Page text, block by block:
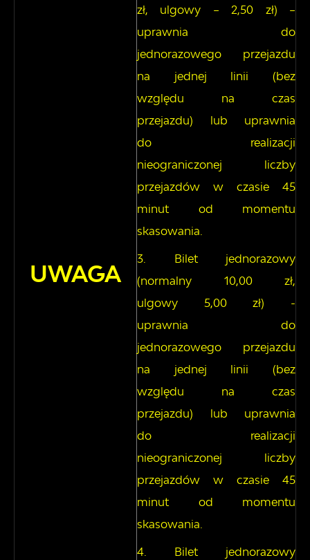
UWAGA
zł, ulgowy – 2,50 zł) –
uprawnia do
jednorazowego przejazdu
na jednej linii (bez
względu na czas
przejazdu) lub uprawnia
do realizacji
nieograniczonej liczby
przejazdów w czasie 45
minut od momentu
skasowania.
Bilet jednorazowy
(normalny 10,00 zł,
ulgowy 5,00 zł) -
uprawnia do
jednorazowego przejazdu
na jednej linii (bez
względu na czas
przejazdu) lub uprawnia
do realizacji
nieograniczonej liczby
przejazdów w czasie 45
minut od momentu
skasowania.
Bilet jednorazowy